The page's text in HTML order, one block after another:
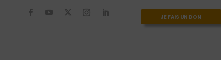
JE FAIS UN DON